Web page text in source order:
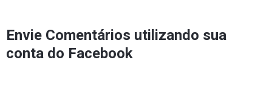
Envie Comentários utilizando sua
conta do Facebook